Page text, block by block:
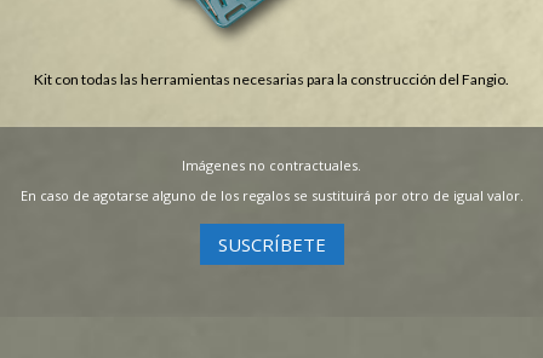
Kit con todas las herramientas necesarias para la construcción del Fangio.
Imágenes no contractuales.
En caso de agotarse alguno de los regalos se sustituirá por otro de igual valor.
SUSCRÍBETE